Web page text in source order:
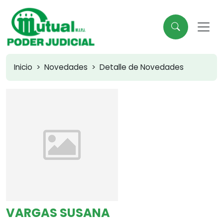
Inicio Novedades Detalle de Novedades
VARGAS SUSANA